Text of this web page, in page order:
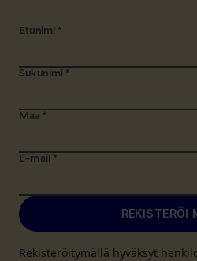
Etunimi *
Sukunimi *
Maa *
E-mail *
REKISTERÖI
Rekisteröitymällä hyväksyt